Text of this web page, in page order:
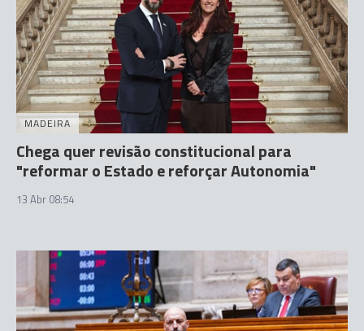
MADEIRA
Chega quer revisão constitucional para
"reformar o Estado e reforçar Autonomia"
13 Abr 08:54